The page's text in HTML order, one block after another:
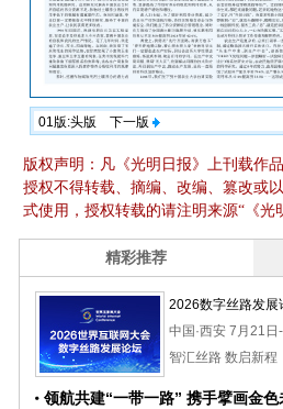
01版:头版 下一版
版权声明：凡《光明日报》上刊载作
授权不得转载、摘编、改编、篡改或
式使用，授权转载的请注明来源“《光